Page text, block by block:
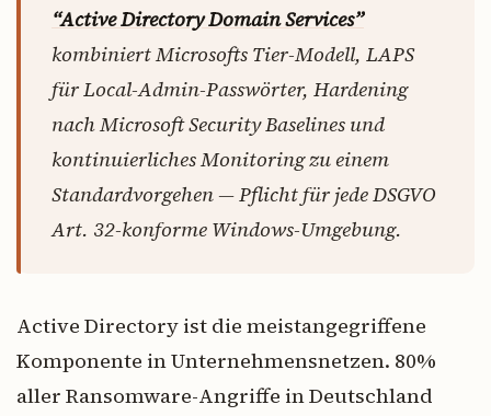
“Active Directory Domain Services”
kombiniert Microsofts Tier-Modell, LAPS
für Local-Admin-Passwörter, Hardening
nach Microsoft Security Baselines und
kontinuierliches Monitoring zu einem
Standardvorgehen — Pflicht für jede DSGVO
Art. 32-konforme Windows-Umgebung.
Active Directory ist die meistangegriffene
Komponente in Unternehmensnetzen. 80%
aller Ransomware-Angriffe in Deutschland